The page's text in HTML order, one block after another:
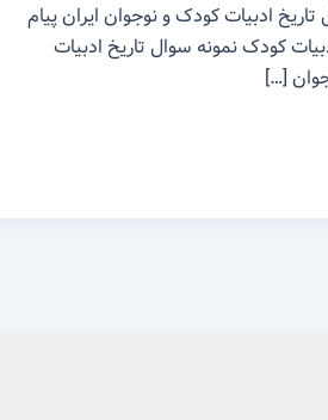
ادبیات کودک و نوجوان ایران پیام
کودک نمونه سوال تاریخ ادبیات
[…]